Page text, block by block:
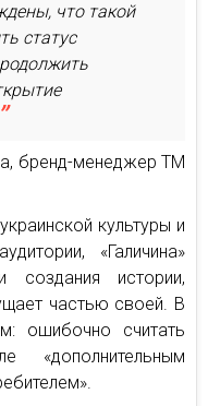
что такой
статус
бренд-менеджер ТМ
культуры и
«Галичина»
создания истории,
частью своей. В
ошибочно считать
«дополнительным